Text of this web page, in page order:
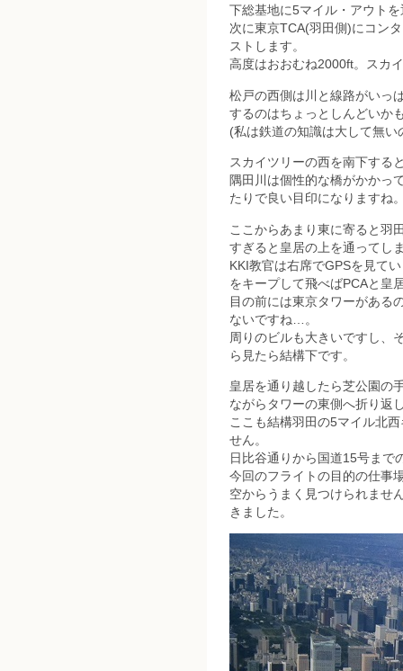
下総基地に5マイル・アウト
次に東京TCA(羽田側)にコン
ストします。
高度はおおむね2000ft。スカ
松戸の西側は川と線路がいっ
するのはちょっとしんどいか
(私は鉄道の知識は大して無
スカイツリーの西を南下する
隅田川は個性的な橋がかかっ
たりで良い目印になりますね
ここからあまり東に寄ると羽
すぎると皇居の上を通ってし
KKI教官は右席でGPSを見て
をキープして飛べばPCAと皇
目の前には東京タワーがある
ないですね…。
周りのビルも大きいですし、
ら見たら結構下です。
皇居を通り越したら芝公園の
ながらタワーの東側へ折り返
ここも結構羽田の5マイル北
せん。
日比谷通りから国道15号まで
今回のフライトの目的の仕事
空からうまく見つけられませ
きました。